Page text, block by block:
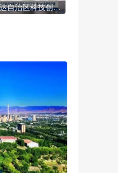
我市下达自治区科技创新专项资金6685万元 助力企业科技创新